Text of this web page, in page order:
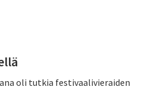
oli tutkia festivaalivieraiden